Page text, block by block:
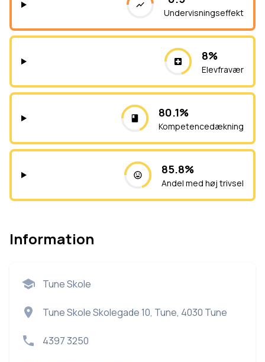
Undervisningseffekt
8%
Elevfravær
80.1%
Kompetencedækning
85.8%
Andel med høj trivsel
Information
Tune Skole
Tune Skole Skolegade 10, Tune, 4030 Tune
4397 3250